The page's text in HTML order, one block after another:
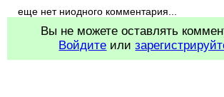
еще нет ниодного комментария...
Вы не можете оставлять
Войдите или